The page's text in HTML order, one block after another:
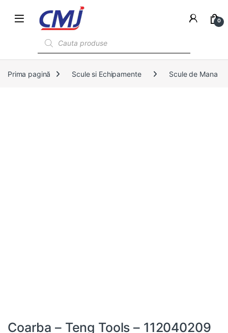
0
Prima pagină Scule si Echipamente Scule de Mana
Coarba – Teng Tools – 112040209